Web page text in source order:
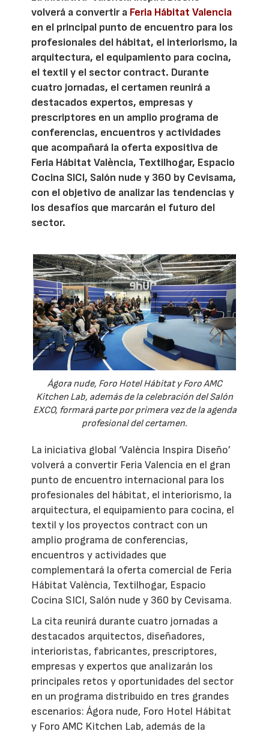
volverá a convertir a Feria Hábitat Valencia
en el principal punto de encuentro para los
profesionales del hábitat, el interiorismo, la
arquitectura, el equipamiento para cocina,
el textil y el sector contract. Durante
cuatro jornadas, el certamen reunirá a
destacados expertos, empresas y
prescriptores en un amplio programa de
conferencias, encuentros y actividades
que acompañará la oferta expositiva de
Feria Hábitat València, Textilhogar, Espacio
Cocina SICI, Salón nude y 360 by Cevisama,
con el objetivo de analizar las tendencias y
los desafíos que marcarán el futuro del
sector.
Ágora nude, Foro Hotel Hábitat y Foro AMC
Kitchen Lab, además de la celebración del Salón
EXCO, formará parte por primera vez de la agenda
profesional del certamen.
La iniciativa global ‘València Inspira Diseño’
volverá a convertir Feria Valencia en el gran
punto de encuentro internacional para los
profesionales del hábitat, el interiorismo, la
arquitectura, el equipamiento para cocina, el
textil y los proyectos contract con un
amplio programa de conferencias,
encuentros y actividades que
complementará la oferta comercial de Feria
Hábitat València, Textilhogar, Espacio
Cocina SICI, Salón nude y 360 by Cevisama.
La cita reunirá durante cuatro jornadas a
destacados arquitectos, diseñadores,
interioristas, fabricantes, prescriptores,
empresas y expertos que analizarán los
principales retos y oportunidades del sector
en un programa distribuido en tres grandes
escenarios: Ágora nude, Foro Hotel Hábitat
y Foro AMC Kitchen Lab, además de la